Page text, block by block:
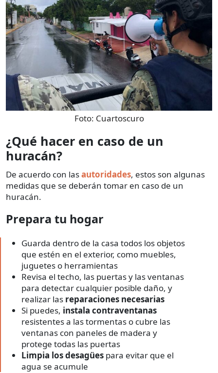
Foto: Cuartoscuro
¿Qué hacer en caso de un
huracán?
De acuerdo con lasautoridades, estos son algunas
medidas que se deberán tomar en caso de un
huracán.
Prepara tu hogar
Guarda dentro de la casa todos los objetos
que estén en el exterior, como muebles,
juguetes o herramientas
Revisa el techo, las puertas y las ventanas
para detectar cualquier posible daño, y
realizar las reparaciones necesarias
Si puedes, instala contraventanas
resistentes a las tormentas o cubre las
ventanas con paneles de madera y
protege todas las puertas
Limpia los desagües para evitar que el
agua se acumule